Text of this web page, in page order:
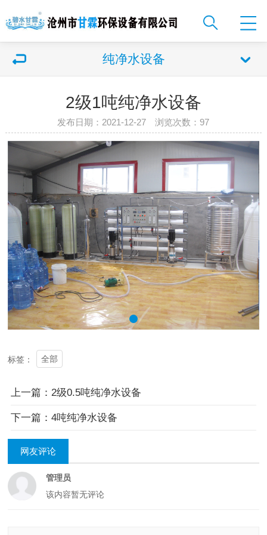
纯净水设备
2级1吨纯净水设备
发布日期：2021-12-27 浏览次数： 97
标签： 全部
上一篇：2级0.5吨纯净水设备
下一篇：4吨纯净水设备
网友评论
管理员
该内容暂无评论